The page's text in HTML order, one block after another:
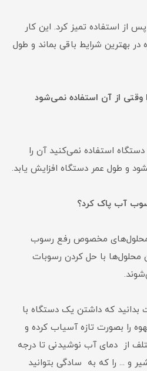
از استفاده تمیز کرد. این کار
بهترین شرایط باقی بماند و طول
وقتی از آن استفاده نمی‌شود
استفاده نمی‌کنید آن را
و طول عمر دستگاه افزایش یابد.
آب پاک کرد؟
محلول‌های مخصوص رفع رسوب
محلول‌ها با حل کردن رسوبات
بدانید که داشتن یک دستگاه با
را بصورت تازه آسیاب کرده و
از دمای آب نوشیدنی تا درجه
و ... را که به سادگی بتوانید